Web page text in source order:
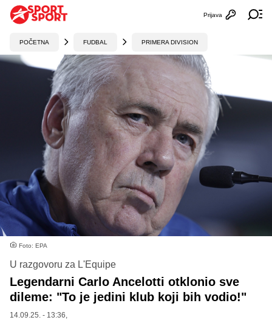
Otvori
Prijava
POČETNA FUDBAL PRIMERA DIVISION
Foto: EPA
U razgovoru za L'Equipe
Legendarni Carlo Ancelotti otklonio sve
dileme: "To je jedini klub koji bih vodio!"
14.09.25. - 13:36,